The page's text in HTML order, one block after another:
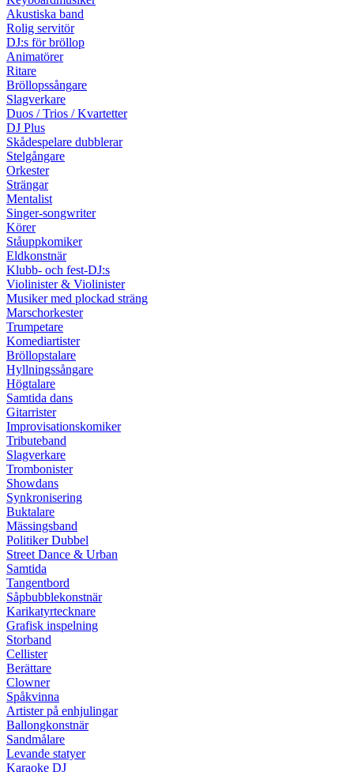
Akustiska band
Rolig servitör
DJ:s för bröllop
Animatörer
Ritare
Bröllopssångare
Slagverkare
Duos / Trios / Kvartetter
DJ Plus
Skådespelare dubblerar
Stelgångare
Orkester
Strängar
Mentalist
Singer-songwriter
Körer
Ståuppkomiker
Eldkonstnär
Klubb- och fest-DJ:s
Violinister & Violinister
Musiker med plockad sträng
Marschorkester
Trumpetare
Komediartister
Bröllopstalare
Hyllningssångare
Högtalare
Samtida dans
Gitarrister
Improvisationskomiker
Tributeband
Slagverkare
Trombonister
Showdans
Synkronisering
Buktalare
Mässingsband
Politiker Dubbel
Street Dance & Urban
Samtida
Tangentbord
Såpbubblekonstnär
Karikatyrtecknare
Grafisk inspelning
Storband
Cellister
Berättare
Clowner
Spåkvinna
Artister på enhjulingar
Ballongkonstnär
Sandmålare
Levande statyer
Karaoke DJ